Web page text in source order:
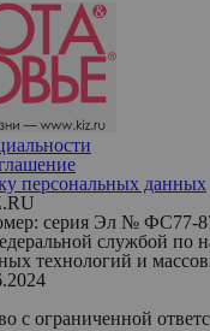
персональных данных
серия Эл № ФС77-
службой по
технологий и
с ограниченной